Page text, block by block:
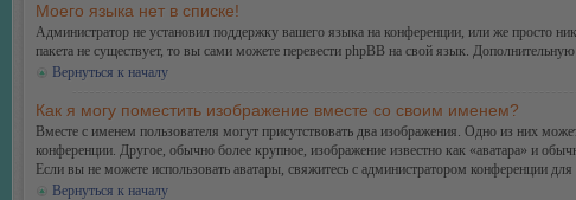
Моего языка нет в списке!
Администратор не установил поддержку вашего языка на конференции, или же просто
пакета не существует, то вы сами можете перевести phpBB на свой язык.
Вернуться к началу
Как я могу поместить изображение вместе со своим именем?
Вместе с именем пользователя могут присутствовать два изображения. Одно из них
конференции. Другое, обычно более крупное, изображение известно как «аватара» и
Если вы не можете использовать аватары, свяжитесь с администратором конференции
Вернуться к началу